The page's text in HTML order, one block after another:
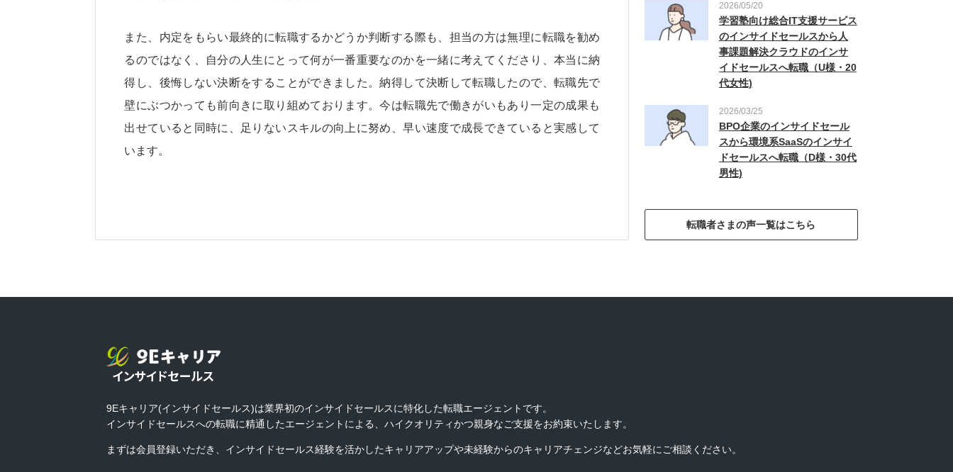
また、内定をもらい最終的に転職するかどうか判断する際も、担当の方は無理に転職を勧め
るのではなく、自分の人生にとって何が一番重要なのかを一緒に考えてくださり、本当に納
得し、後悔しない決断をすることができました。納得して決断して転職したので、転職先で
壁にぶつかっても前向きに取り組めております。今は転職先で働きがいもあり一定の成果も
出せていると同時に、足りないスキルの向上に努め、早い速度で成長できていると実感して
います。
2026/05/20
学習塾向け総合IT支援サービス
のインサイドセールスから人
事課題解決クラウドのインサ
イドセールスへ転職（U様・20
代女性)
2026/03/25
BPO企業のインサイドセール
スから環境系SaaSのインサイ
ドセールスへ転職（D様・30代
男性)
転職者さまの声一覧はこちら
9Eキャリア(インサイドセールス)は業界初のインサイドセールスに特化した転職エージェントです。
インサイドセールスへの転職に精通したエージェントによる、ハイクオリティかつ親身なご支援をお約束いたします。
まずは会員登録いただき、インサイドセールス経験を活かしたキャリアアップや未経験からのキャリアチェンジなどお気軽にご相談ください。